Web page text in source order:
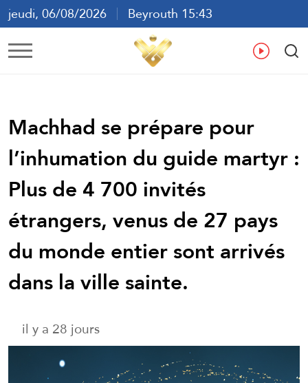
jeudi, 06/08/2026
Beyrouth 15:43
ع
Machhad se prépare pour
l’inhumation du guide martyr :
Plus de 4 700 invités
étrangers, venus de 27 pays
du monde entier sont arrivés
dans la ville sainte.
il y a 28 jours